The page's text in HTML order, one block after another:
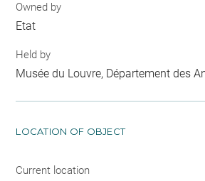
Owned by
Etat
Held by
Musée du Louvre, Département des
LOCATION OF OBJECT
Current location